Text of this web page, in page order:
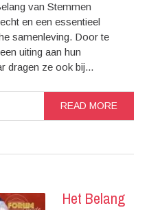
van Stemmen
en een essentieel
samenleving. Door te
uiting aan hun
dragen ze ook bij...
READ MORE
Het Belang